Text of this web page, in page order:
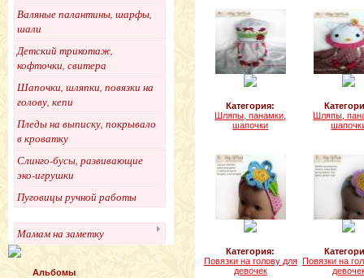
Валяные палантины, шарфы,
шали
Детский трикотаж,
кофточки, свитера
Шапочки, шляпки, повязки на
голову, кепи
Пледы на выписку, покрывало
в кроватку
Слинго-бусы, развивающие
эко-игрушки
Пуговицы ручной работы
Мамам на заметку
Альбомы
Категория:
Шляпы, панамки,
шапочки
Шляпы,
Категория:
Повязки на голову для
девочек
Повязки на